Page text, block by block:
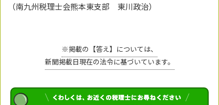
（南九州税理士会熊本東支部 東川政治）
※掲載の【答え】については、
新聞掲載日現在の法令に基づいています。